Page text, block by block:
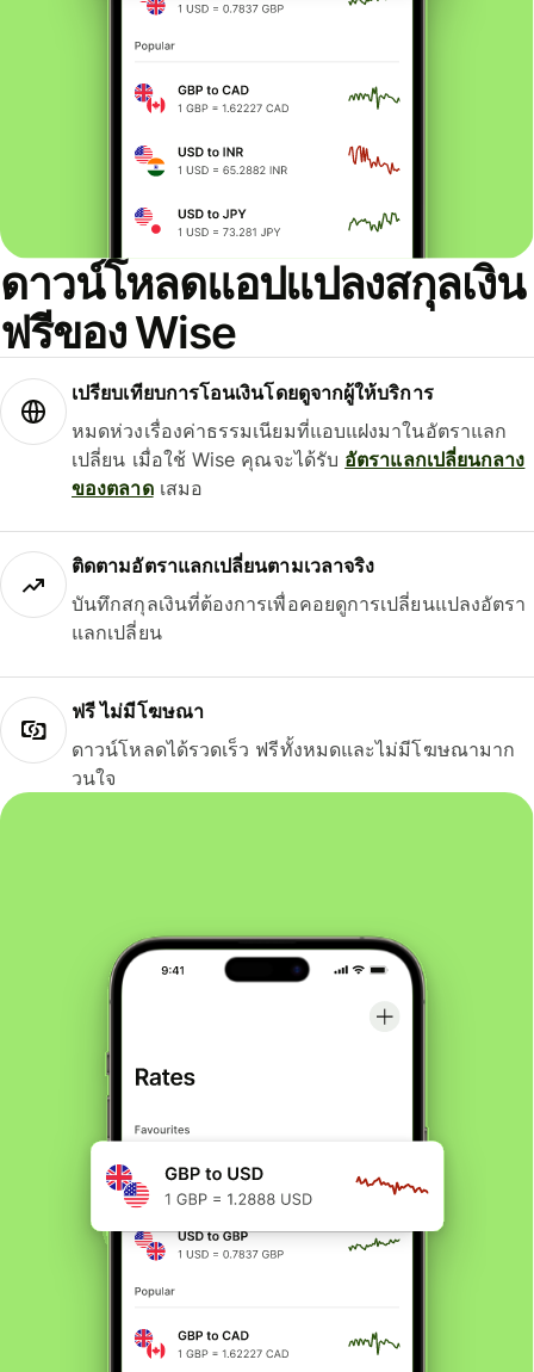
ดาวน์โหลดแอปแปลงสกุลเงิน
ฟรีของ Wise
เปรียบเทียบการโอนเงินโดยดูจากผู้ให้บริการ
หมดห่วงเรื่องค่าธรรมเนียมที่แอบแฝงมาในอัตราแลก
เปลี่ยน เมื่อใช้ Wise คุณจะได้รับ อัตราแลกเปลี่ยนกลาง
ของตลาดเสมอ
ติดตามอัตราแลกเปลี่ยนตามเวลาจริง
บันทึกสกุลเงินที่ต้องการเพื่อคอยดูการเปลี่ยนแปลงอัตรา
แลกเปลี่ยน
ฟรี ไม่มีโฆษณา
ดาวน์โหลดได้รวดเร็ว ฟรีทั้งหมดและไม่มีโฆษณามาก
วนใจ